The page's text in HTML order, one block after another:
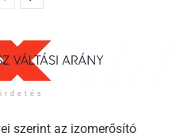
szerint az izomerősító